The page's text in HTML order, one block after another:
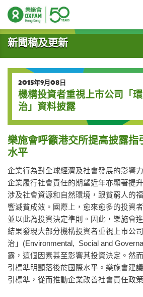
開始主要內容
新聞稿及更新
2015年9月08日
機構投資者重視上市公司「
治」資料披露
樂施會呼籲港交所提高披露
水平
企業行為對全球經濟及社會發展的影響
企業履行社會責任的期望近年亦顯著提
涉及社會資源和自然環境，跟貧窮人的
響滅貧成效。國際上，愈來愈多的投資
並以此為投資決定準則。因此，樂施會
結果發現大部分機構投資者重視上市公
治」(Environmental, Social and
露，這個因素甚至影響其投資決定。然
引標準明顯落後於國際水平。樂施會建
引標準，從而推動企業改善社會責任政